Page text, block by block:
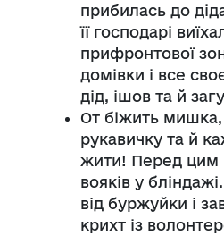
прибилась до
її господарі
прифронтової
домівки і все
дід, ішов та й
От біжить мишка,
рукавичку та й
жити! Перед
вояків у
від буржуйки і
крихт із